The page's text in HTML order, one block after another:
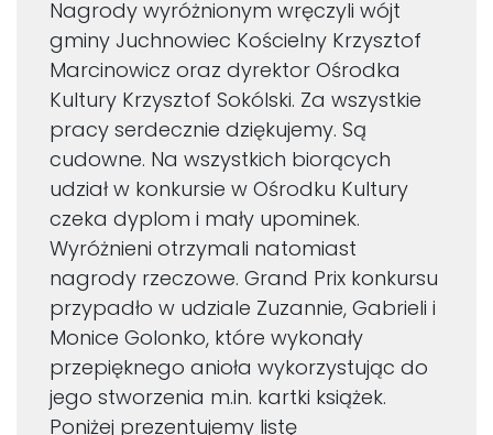
Nagrody wyróżnionym wręczyli wójt
gminy Juchnowiec Kościelny Krzysztof
Marcinowicz oraz dyrektor Ośrodka
Kultury Krzysztof Sokólski. Za wszystkie
pracy serdecznie dziękujemy. Są
cudowne. Na wszystkich biorących
udział w konkursie w Ośrodku Kultury
czeka dyplom i mały upominek.
Wyróżnieni otrzymali natomiast
nagrody rzeczowe. Grand Prix konkursu
przypadło w udziale Zuzannie, Gabrieli i
Monice Golonko, które wykonały
przepięknego anioła wykorzystując do
jego stworzenia m.in. kartki książek.
Poniżej prezentujemy listę